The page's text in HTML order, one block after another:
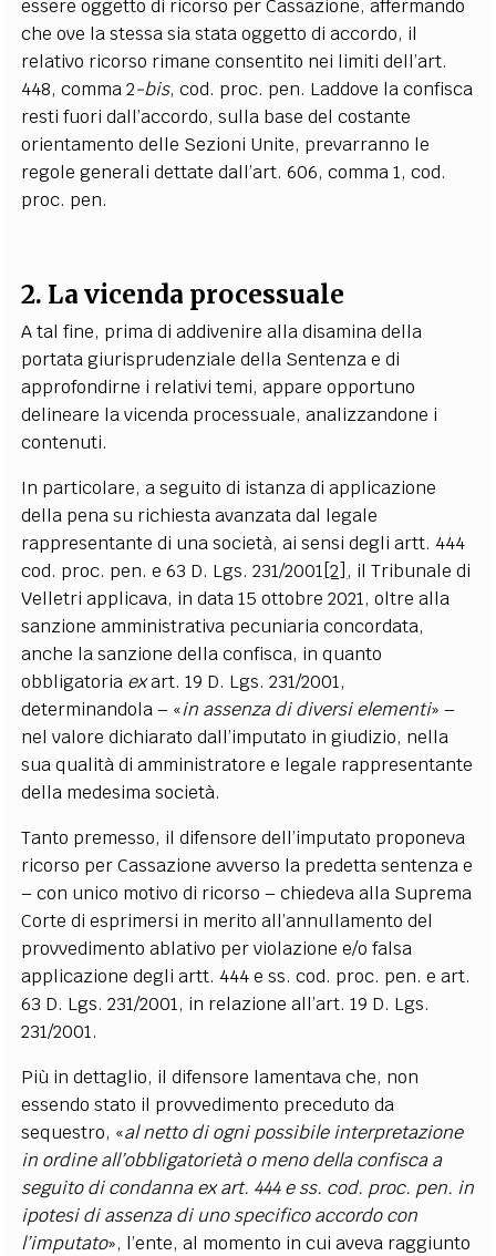
essere oggetto di ricorso per Cassazione, affermando
che ove la stessa sia stata oggetto di accordo, il
relativo ricorso rimane consentito nei limiti dell’art.
448, comma 2-bis, cod. proc. pen. Laddove la confisca
resti fuori dall’accordo, sulla base del costante
orientamento delle Sezioni Unite, prevarranno le
regole generali dettate dall’art. 606, comma 1, cod.
proc. pen.
2. La vicenda processuale
A tal fine, prima di addivenire alla disamina della
portata giurisprudenziale della Sentenza e di
approfondirne i relativi temi, appare opportuno
delineare la vicenda processuale, analizzandone i
contenuti.
In particolare, a seguito di istanza di applicazione
della pena su richiesta avanzata dal legale
rappresentante di una società, ai sensi degli artt. 444
cod. proc. pen. e 63 D. Lgs. 231/2001[2] , il Tribunale di
Velletri applicava, in data 15 ottobre 2021, oltre alla
sanzione amministrativa pecuniaria concordata,
anche la sanzione della confisca, in quanto
obbligatoria exart. 19 D. Lgs. 231/2001,
determinandola – «in assenza di diversi elementi» –
nel valore dichiarato dall’imputato in giudizio, nella
sua qualità di amministratore e legale rappresentante
della medesima società.
Tanto premesso, il difensore dell’imputato proponeva
ricorso per Cassazione avverso la predetta sentenza e
– con unico motivo di ricorso – chiedeva alla Suprema
Corte di esprimersi in merito all’annullamento del
provvedimento ablativo per violazione e/o falsa
applicazione degli artt. 444 e ss. cod. proc. pen. e art.
63 D. Lgs. 231/2001, in relazione all’art. 19 D. Lgs.
231/2001.
Più in dettaglio, il difensore lamentava che, non
essendo stato il provvedimento preceduto da
sequestro, «al netto di ogni possibile interpretazione
in ordine all’obbligatorietà o meno della confisca a
seguito di condanna ex art. 444 e ss. cod. proc. pen. in
ipotesi di assenza di uno specifico accordo con
l’imputato», l’ente, al momento in cui aveva raggiunto